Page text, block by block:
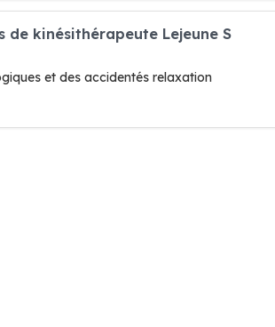
de kinésithérapeute Lejeune S
et des accidentés relaxation